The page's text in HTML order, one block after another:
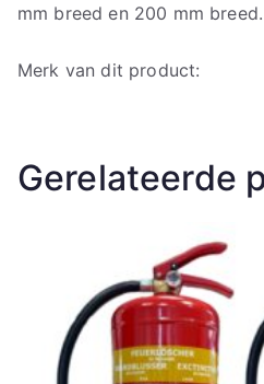
mm breed en 200 mm breed.
Merk van dit product:
Gerelateerde